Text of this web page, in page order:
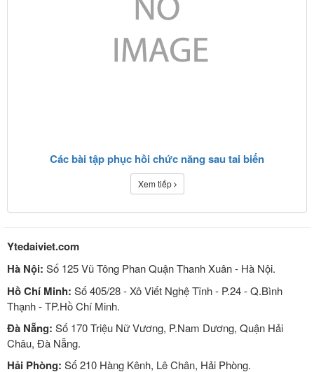
Các bài tập phục hồi chức năng sau tai biến
Xem tiếp
Ytedaiviet.com
Hà Nội: Số 125 Vũ Tông Phan Quận Thanh Xuân - Hà Nội.
Hồ Chí Minh: Số 405/28 - Xô Viết Nghệ Tĩnh - P.24 - Q.Bình
Thạnh - TP.Hồ Chí Minh.
Đà Nẵng: Số 170 Triệu Nữ Vương, P.Nam Dương, Quận Hải
Châu, Đà Nẵng.
Hải Phòng: Số 210 Hàng Kênh, Lê Chân, Hải Phòng.